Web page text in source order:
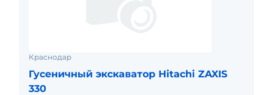
Краснодар
Гусеничный экскаватор Hitachi ZAXIS
330